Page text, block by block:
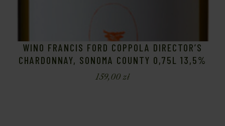
WINO FRANCIS FORD COPPOLA DIRECTOR’S
CHARDONNAY, SONOMA COUNTY 0,75L 13,5%
159,00zł